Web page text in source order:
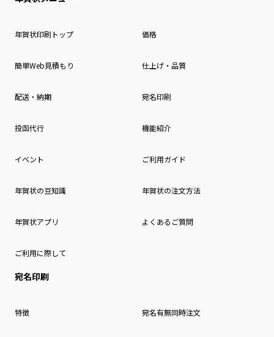
年賀状印刷トップ 価格
簡単Web見積もり 仕上げ・品質
配送・納期 宛名印刷
投函代行 機能紹介
イベント ご利用ガイド
年賀状の豆知識 年賀状の注文方法
年賀状アプリ よくあるご質問
ご利用に際して
宛名印刷
特徴 宛名有無同時注文